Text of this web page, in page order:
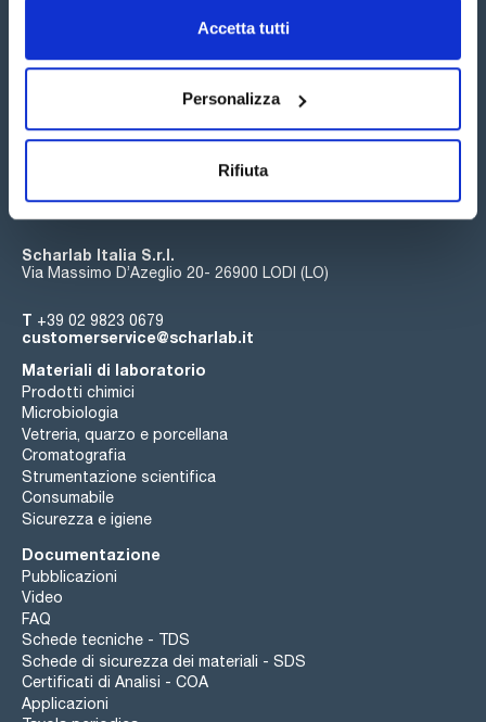
Accetta tutti
Personalizza
Rifiuta
Iscriviti alla Newsletter
Scharlab Italia S.r.l.
Via Massimo D’Azeglio 20- 26900 LODI (LO)
T +39 02 9823 0679
customerservice@scharlab.it
Materiali di laboratorio
Prodotti chimici
Microbiologia
Vetreria, quarzo e porcellana
Cromatografia
Strumentazione scientifica
Consumabile
Sicurezza e igiene
Documentazione
Pubblicazioni
Video
FAQ
Schede tecniche - TDS
Schede di sicurezza dei materiali - SDS
Certificati di Analisi - COA
Applicazioni